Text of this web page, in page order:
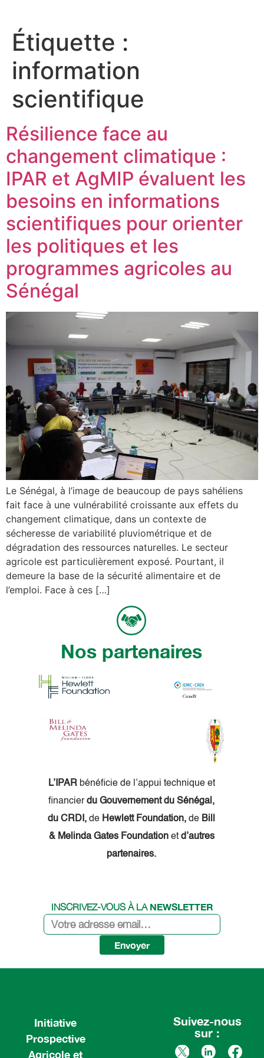
Étiquette :
information
scientifique
Résilience face au
changement climatique :
IPAR et AgMIP évaluent les
besoins en informations
scientifiques pour orienter
les politiques et les
programmes agricoles au
Sénégal
Le Sénégal, à l’image de beaucoup de pays sahéliens
fait face à une vulnérabilité croissante aux effets du
changement climatique, dans un contexte de
sécheresse de variabilité pluviométrique et de
dégradation des ressources naturelles. Le secteur
agricole est particulièrement exposé. Pourtant, il
demeure la base de la sécurité alimentaire et de
l’emploi. Face à ces […]
Nos partenaires
L’IPARbénéficie de l’appui technique et
financierdu Gouvernement du Sénégal,
du CRDI, de Hewlett Foundation, de Bill
& Melinda Gates Foundation et d’autres
partenaires.
INSCRIVEZ-VOUS À LA NEWSLETTER
Envoyer
Initiative
Prospective
Agricole et
Suivez-nous
sur :